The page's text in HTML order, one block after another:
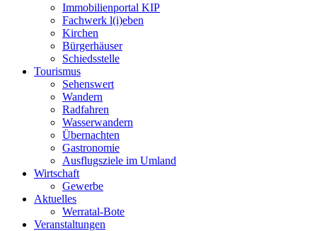
Immobilienportal KIP
Fachwerk l(i)eben
Kirchen
Bürgerhäuser
Schiedsstelle
Tourismus
Sehenswert
Wandern
Radfahren
Wasserwandern
Übernachten
Gastronomie
Ausflugsziele im Umland
Wirtschaft
Gewerbe
Aktuelles
Werratal-Bote
Veranstaltungen